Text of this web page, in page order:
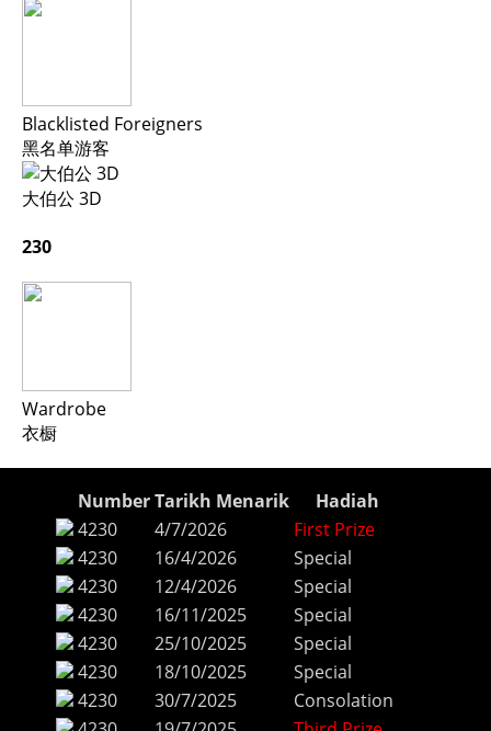
Blacklisted Foreigners
黑名单游客
大伯公 3D
230
Wardrobe
衣橱
NumberTarikh Menarik
Hadiah
4230
4/7/2026
First Prize
4230
16/4/2026
Special
4230
12/4/2026
Special
4230
16/11/2025
Special
4230
25/10/2025
Special
4230
18/10/2025
Special
4230
30/7/2025
Consolation